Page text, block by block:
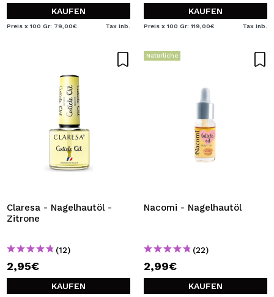
KAUFEN
Preis x 100 Gr: 79,00€ Tax Inb.
KAUFEN
Preis x 100 Gr: 119,00€ Tax Inb.
Claresa - Nagelhautöl -
Zitrone
(12)
2,95€
KAUFEN
Natürliche
Nacomi - Nagelhautöl
(22)
2,99€
KAUFEN